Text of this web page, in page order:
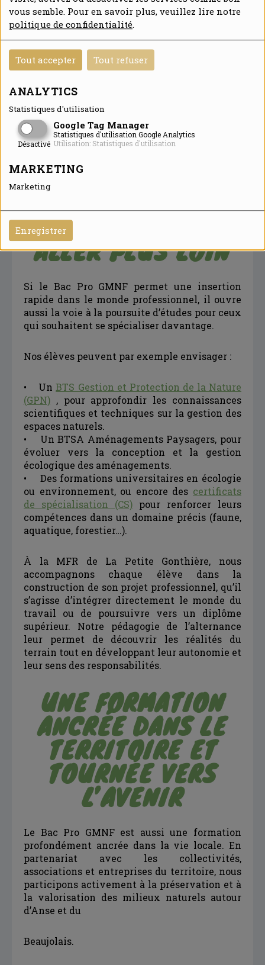
vous semble. Pour en savoir plus, veuillez lire notre
politique de confidentialité.
Tout accepter Tout refuser
ANALYTICS
Statistiques d'utilisation
Google Tag Manager
Désactivé
Statistiques d'utilisation Google Analytics
Utilisation: Statistiques d'utilisation
MARKETING
Marketing
Enregistrer
travaux d’entretien du patrimoine naturel,
voire chargé de communication dans une
Pour découvrir des parcours inspirants, nous
d’anciens élèves
richesse des débouchés après un Bac Pro
GMNF.
ET APRÈS LE BAC
PRO GMNF ?
POURSUIVRE SES
ÉTUDES POUR
ALLER PLUS LOIN
Si le Bac Pro GMNF permet une insertion
rapide dans le monde professionnel, il ouvre
aussi la voie à la poursuite d’études pour ceux
qui souhaitent se spécialiser davantage.
Nos élèves peuvent par exemple envisager :
• UnBTS Gestion et Protection de la Nature
(GPN) , pour approfondir les connaissances
scientifiques et techniques sur la gestion des
espaces naturels.
• Un BTSA Aménagements Paysagers, pour
évoluer vers la conception et la gestion
écologique des aménagements.
• Des formations universitaires en écologie
ou environnement, ou encore des certificats
de spécialisation (CS) pour renforcer leurs
compétences dans un domaine précis (faune,
aquatique, forestier…).
À la MFR de La Petite Gonthière, nous
accompagnons chaque élève dans la
construction de son projet professionnel, qu’il
s’agisse d’intégrer directement le monde du
travail ou de poursuivre vers un diplôme
supérieur. Notre pédagogie de l’alternance
leur permet de découvrir les réalités du
terrain tout en développant leur autonomie et
leur sens des responsabilités.
UNE FORMATION
ANCRÉE DANS LE
TERRITOIRE ET
TOURNÉE VERS
L’AVENIR
Le Bac Pro GMNF est aussi une formation
profondément ancrée dans la vie locale. En
partenariat avec les collectivités,
associations et entreprises du territoire, nous
participons activement à la préservation et à
la valorisation des milieux naturels autour
d’Anse et du
Beaujolais.